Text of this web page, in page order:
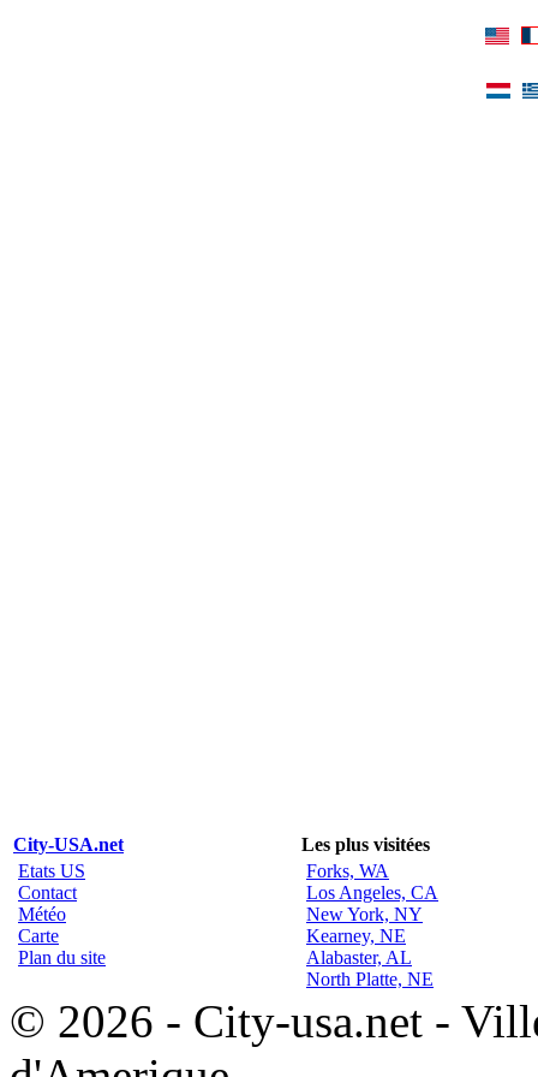
City-USA.net
Les plus visitées
Etats US
Contact
Météo
Carte
Plan du site
Forks, WA
Los Angeles, CA
New York, NY
Kearney, NE
Alabaster, AL
North Platte, NE
© 2026 - City-usa.net -